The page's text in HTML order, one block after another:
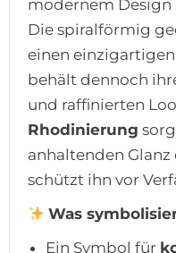
modernem Design
Die spiralförmig
einen
behält dennoch
und raffinierten
Rhodinierung
anhaltenden Glanz
schützt ihn vor
Was
Ein Symbol für